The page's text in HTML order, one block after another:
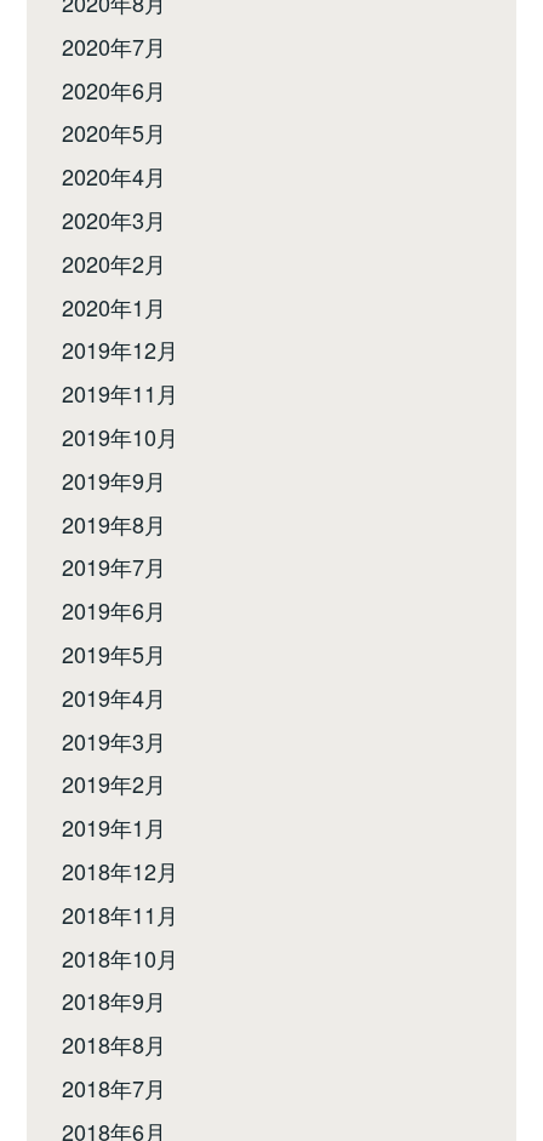
2020年7月
2020年6月
2020年5月
2020年4月
2020年3月
2020年2月
2020年1月
2019年12月
2019年11月
2019年10月
2019年9月
2019年8月
2019年7月
2019年6月
2019年5月
2019年4月
2019年3月
2019年2月
2019年1月
2018年12月
2018年11月
2018年10月
2018年9月
2018年8月
2018年7月
2018年6月